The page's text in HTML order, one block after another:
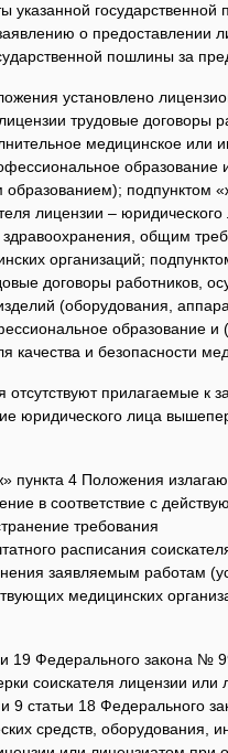
государственной
о предоставлении
пошлины за
установлено
трудовые
медицинское
образование
подпунктом
лицензии –
общим
организаций;
договоры работников,
(оборудования,
образование и
качества и безопасности
прилагаемые к
юридического лица
пункта 4 Положения
в соответствие с
требования
расписания
заявляемым работам
медицинских
19 Федерального закона
соискателя лицензии или
9 статьи 18 Федерального
средств, оборудования,